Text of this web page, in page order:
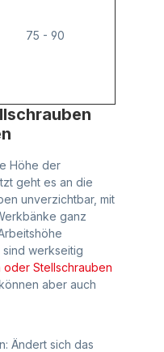
75 - 90
Höhe der
geht es an die
unverzichtbar, mit
ganz
werkseitig
Stellschrauben
aber auch
Ändert sich das